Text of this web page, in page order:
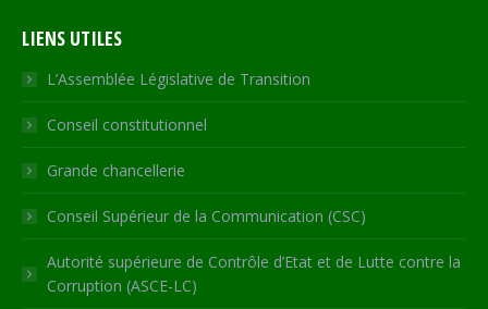
opens
in
new
window
opens
in
new
window
opens
in
new
window
in
new
window
opens
in
new
LIENS UTILES
L’Assemblée Législative de Transition
Conseil constitutionnel
Grande chancellerie
Conseil Supérieur de la Communication (CSC)
Autorité supérieure de Contrôle d’Etat et de Lutte contre la
Corruption (ASCE-LC)